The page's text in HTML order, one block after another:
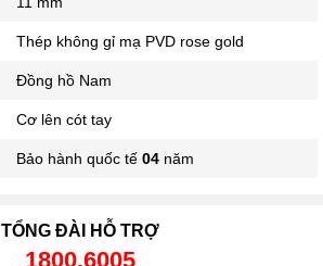
Thép không gỉ mạ PVD rose gold
Đồng hồ Nam
Cơ lên cót tay
Bảo hành quốc tế 04 năm
TỔNG ĐÀI HỖ TRỢ
1800.6005